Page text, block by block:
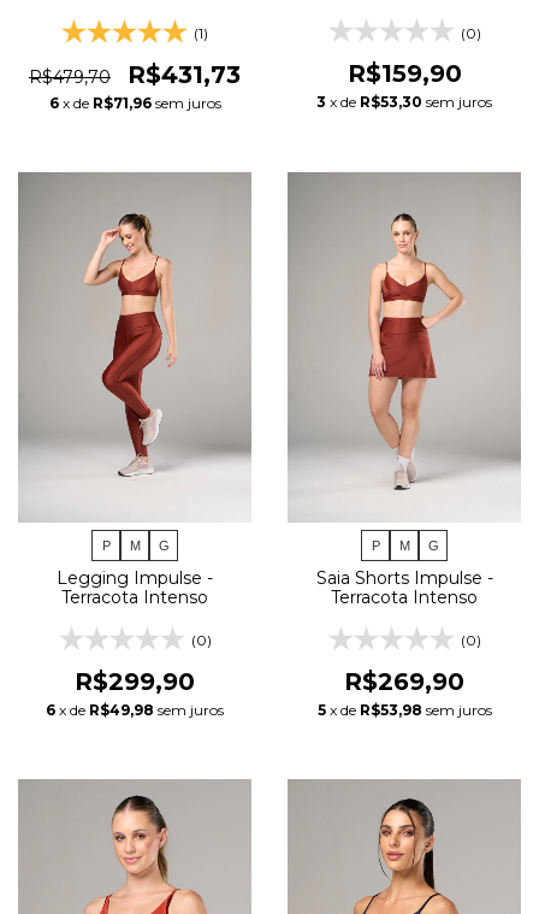
(1)
R$479,70 R$431,73
6 x de R$71,96 sem juros
(0)
R$159,90
3 x de R$53,30 sem juros
P M G
Legging Impulse -
Terracota Intenso
(0)
R$299,90
6 x de R$49,98 sem juros
P M G
Saia Shorts Impulse -
Terracota Intenso
(0)
R$269,90
5 x de R$53,98 sem juros